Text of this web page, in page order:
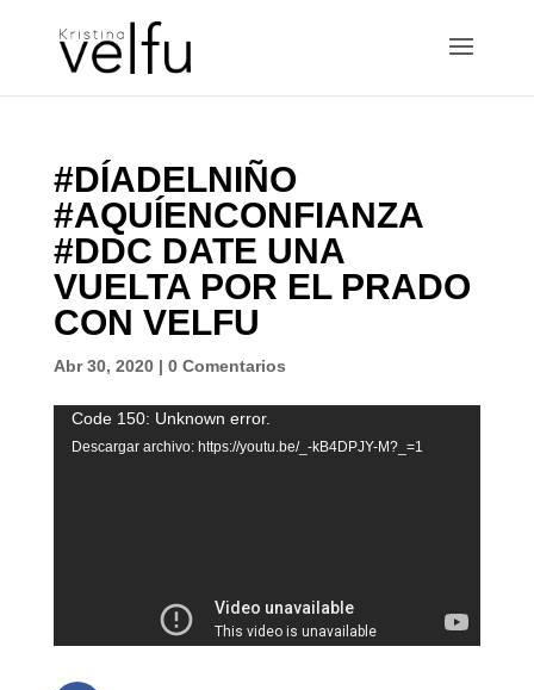
#DÍADELNIÑO
#AQUÍENCONFIANZA
#DDC DATE UNA
VUELTA POR EL PRADO
CON VELFU
Abr 30, 2020| 0 Comentarios
Reproductor
de
Code 150: Unknown error.
Descargar archivo: https://youtu.be/_-kB4DPJY-M?_=1